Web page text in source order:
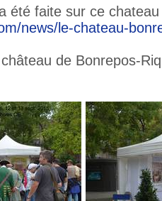
été faite sur ce
news/le-chateau-
de Bonrepos-